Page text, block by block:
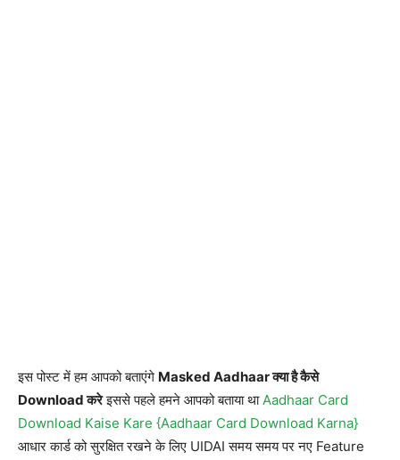
इस पोस्ट में हम आपको बताएंगे Masked Aadhaar क्या है कैसे
Download करेइससे पहले हमने आपको बताया थाAadhaar Card
Download Kaise Kare {Aadhaar Card Download Karna}
आधार कार्ड को सुरक्षित रखने के लिए UIDAI समय समय पर नए Feature